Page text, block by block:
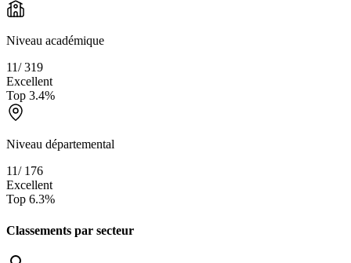
Niveau académique
11/319
Excellent
Top 3.4%
Niveau départemental
11/ 176
Excellent
Top 6.3%
Classements par secteur